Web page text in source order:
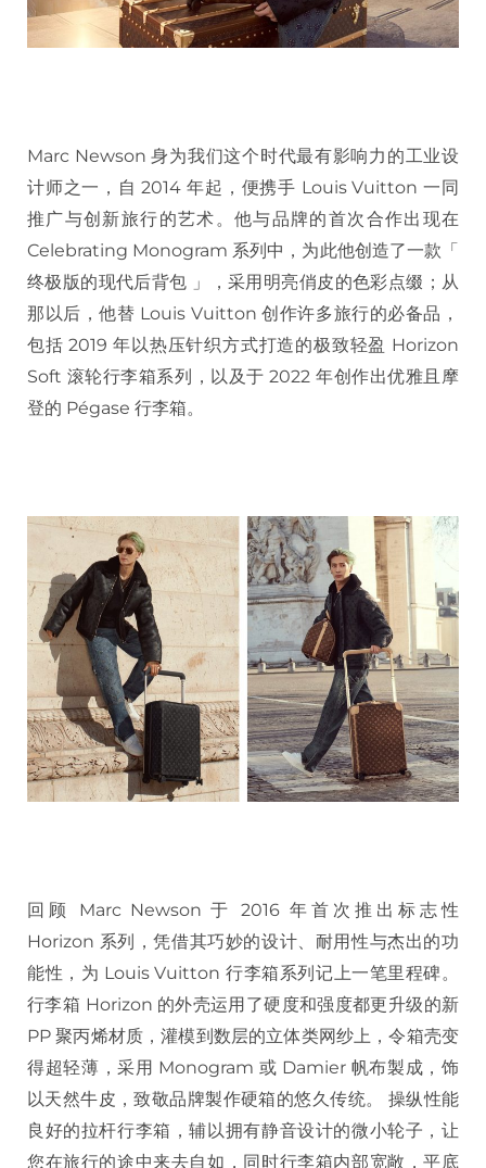
Marc Newson 身为我们这个时代最有影响力的工业设
计师之一，自 2014 年起，便携手 Louis Vuitton 一同
推广与创新旅行的艺术。他与品牌的首次合作出现在
Celebrating Monogram 系列中，为此他创造了一款「
终极版的现代后背包 」，采用明亮俏皮的色彩点缀；从
那以后，他替 Louis Vuitton 创作许多旅行的必备品，
包括 2019 年以热压针织方式打造的极致轻盈 Horizon
Soft 滚轮行李箱系列，以及于 2022 年创作出优雅且摩
登的 Pégase 行李箱。
回顾 Marc Newson 于 2016 年首次推出标志性
Horizon 系列，凭借其巧妙的设计、耐用性与杰出的功
能性，为 Louis Vuitton 行李箱系列记上一笔里程碑。
行李箱 Horizon 的外壳运用了硬度和强度都更升级的新
PP 聚丙烯材质，灌模到数层的立体类网纱上，令箱壳变
得超轻薄，采用 Monogram 或 Damier 帆布製成，饰
以天然牛皮，致敬品牌製作硬箱的悠久传统。 操纵性能
良好的拉杆行李箱，辅以拥有静音设计的微小轮子，让
您在旅行的途中来去自如，同时行李箱内部宽敞，平底